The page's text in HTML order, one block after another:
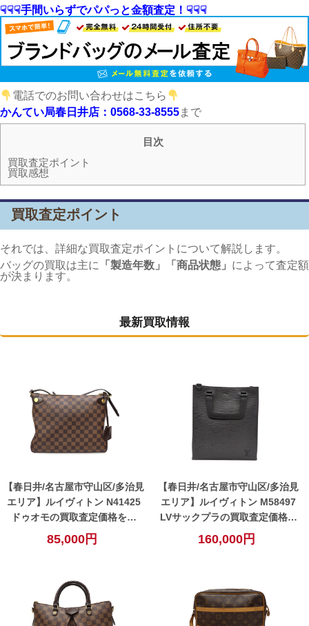
☟☟☟手間いらずでパパっと金額査定！☟☟☟
電話でのお問い合わせはこちら
かんてい局春日井店：0568-33-8555まで
目次
買取査定ポイント
買取感想
買取査定ポイント
それでは、詳細な買取査定ポイントについて解説します。
バッグの買取は主に 「製造年数」「商品状態」 によって査定額
が決まります。
最新買取情報
【春日井/名古屋市守山区/多治見
エリア】ルイヴィトン N41425
ドゥオモの買取査定価格を公
開！【春日井】
85,000円
【春日井/名古屋市守山区/多治見
エリア】ルイヴィトン M58497
LVサックプラの買取査定価格を
公開！【春日井】
160,000円